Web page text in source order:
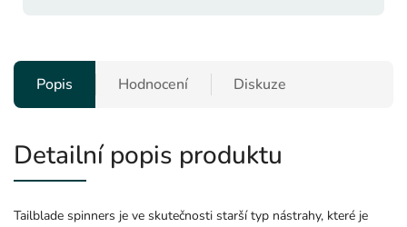
Popis Hodnocení Diskuze
Detailní popis produktu
Tailblade spinners je ve skutečnosti starší typ nástrahy, které je